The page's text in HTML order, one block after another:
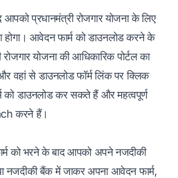
प्रधानमंत्री रोजगार योजना के लिए
होगा। आवेदन फार्म को डाउनलोड करने के
योजना की आधिकारिक पोर्टल का
वहां से डाउनलोड फॉर्म लिंक पर क्लिक
को डाउनलोड कर सकते हैं और महत्वपूर्ण
करने हैं।
को भरने के बाद आपको अपने नजदीकी
नजदीकी बैंक में जाकर अपना आवेदन फार्म,